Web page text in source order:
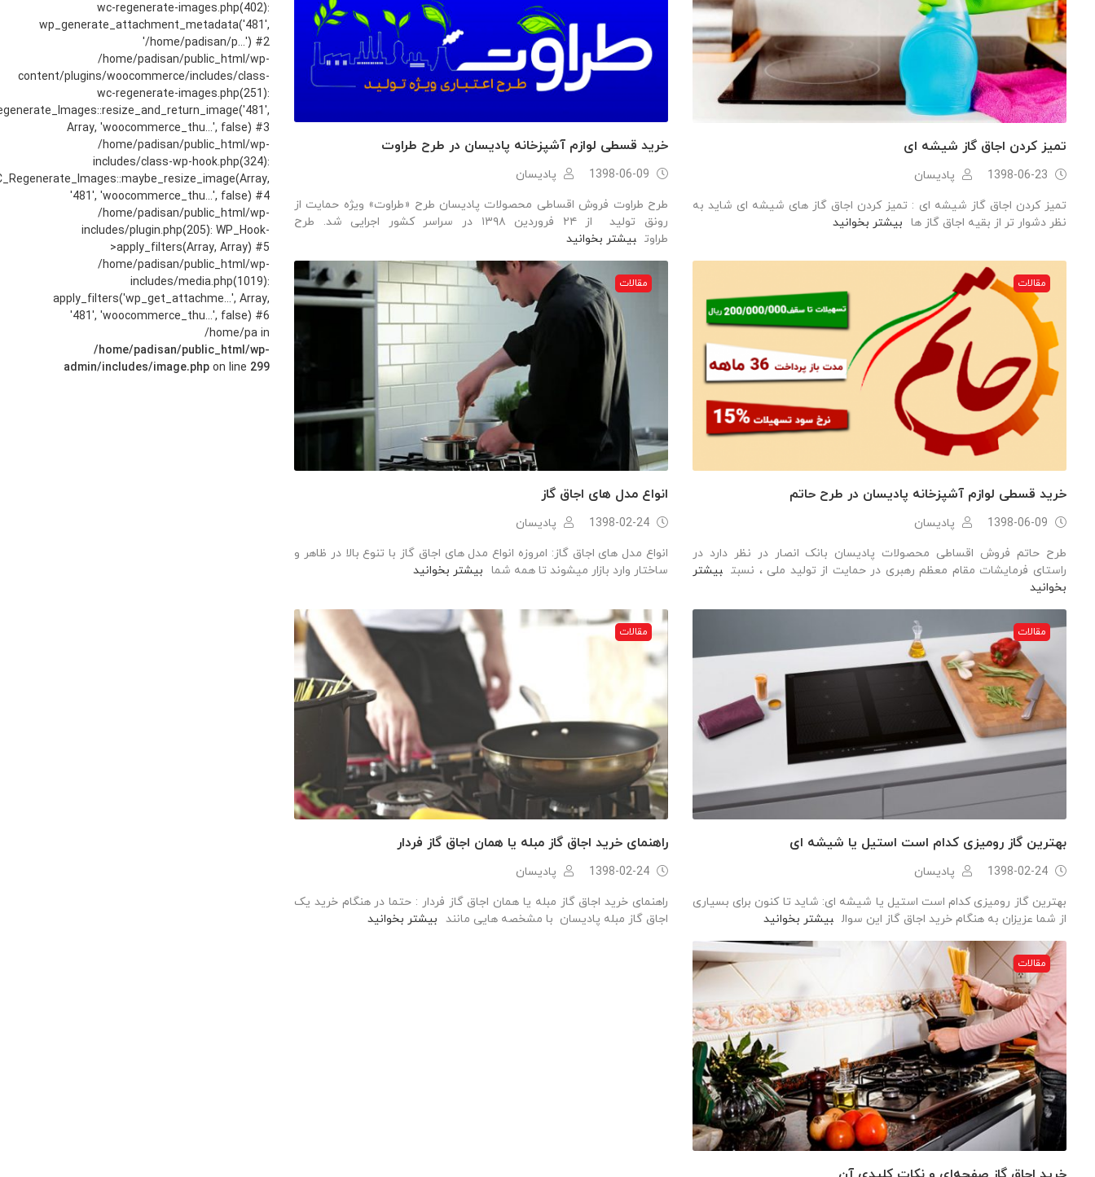
تمیز کردن اجاق گاز شیشه ای
1398-06-23
پادیسان
تمیز کردن اجاق گاز شیشه ای : تمیز کردن اجاق گاز های شیشه ای شاید به
نظر دشوار تر از بقیه اجاق گاز ها بیشتر بخوانید
خرید قسطی لوازم آشپزخانه پادیسان در طرح طراوت
1398-06-09
پادیسان
طرح طراوت فروش اقساطی محصولات پادیسان طرح «طراوت» ویژه حمایت از
رونق تولید از ۲۴ فروردین ۱۳۹۸ در سراسر کشور اجرایی شد. طرح
طراوت بیشتر بخوانید
مقالات
خرید قسطی لوازم آشپزخانه پادیسان در طرح حاتم
1398-06-09
پادیسان
طرح حاتم فروش اقساطی محصولات پادیسان بانک انصار در نظر دارد در
راستای فرمایشات مقام معظم رهبری در حمایت از تولید ملی ، نسبت بیشتر
بخوانید
مقالات
انواع مدل های اجاق گاز
1398-02-24
پادیسان
انواع مدل های اجاق گاز: امروزه انواع مدل های اجاق گاز با تنوع بالا در ظاهر و
ساختار وارد بازار میشوند تا همه شما بیشتر بخوانید
مقالات
بهترین گاز رومیزی کدام است استیل یا شیشه ای
1398-02-24
پادیسان
بهترین گاز رومیزی کدام است استیل یا شیشه ای: شاید تا کنون برای بسیاری
از شما عزیزان به هنگام خرید اجاق گاز این سوال بیشتر بخوانید
مقالات
راهنمای خرید اجاق گاز مبله یا همان اجاق گاز فردار
1398-02-24
پادیسان
راهنمای خرید اجاق گاز مبله یا همان اجاق گاز فردار : حتما در هنگام خرید یک
اجاق گاز مبله پادیسان با مشخصه هایی مانند بیشتر بخوانید
مقالات
wc-regenerate-images.php(402):
wp_generate_attachment_metadata('481',
'/home/padisan/p...') #2
/home/padisan/public_html/wp-
content/plugins/woocommerce/includes/class-
wc-regenerate-images.php(251):
Array, 'woocommerce_thu...', false) #3
/home/padisan/public_html/wp-
includes/class-wp-hook.php(324):
'481', 'woocommerce_thu...', false) #4
/home/padisan/public_html/wp-
includes/plugin.php(205): WP_Hook-
>apply_filters(Array, Array) #5
/home/padisan/public_html/wp-
includes/media.php(1019):
apply_filters('wp_get_attachme...', Array,
'481', 'woocommerce_thu...', false) #6
/home/pa in
/home/padisan/public_html/wp-
admin/includes/image.php on line 299